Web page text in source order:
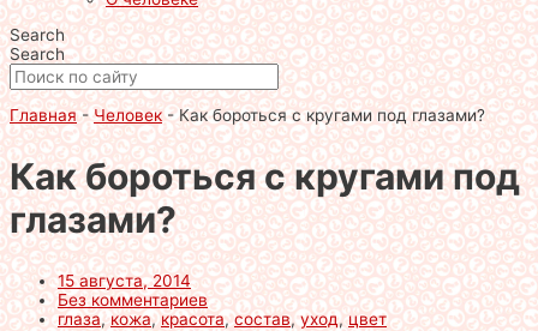
Search
Search
Главная-Человек-Как бороться с кругами под глазами?
Как бороться с кругами под
глазами?
15 августа, 2014
Без комментариев
глаза,кожа,красота,состав,уход,цвет